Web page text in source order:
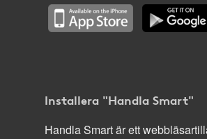
Installera "Handla Smart"
Handla Smart är ett